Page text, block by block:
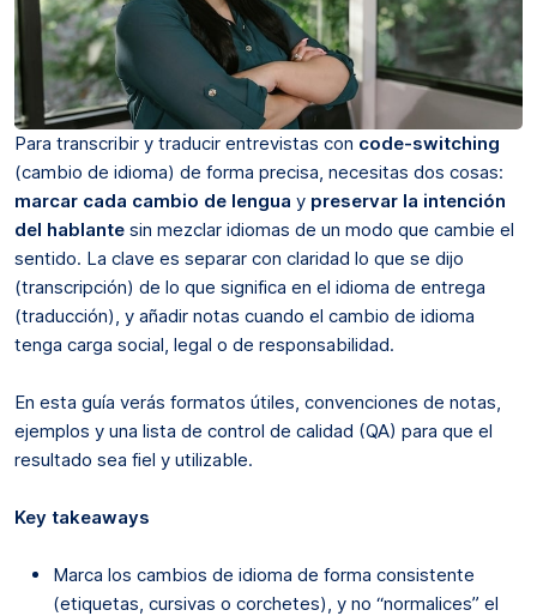
Para transcribir y traducir entrevistas con code-switching
(cambio de idioma) de forma precisa, necesitas dos cosas:
marcar cada cambio de lengua y preservar la intención
del hablante sin mezclar idiomas de un modo que cambie el
sentido. La clave es separar con claridad lo que se dijo
(transcripción) de lo que significa en el idioma de entrega
(traducción), y añadir notas cuando el cambio de idioma
tenga carga social, legal o de responsabilidad.
En esta guía verás formatos útiles, convenciones de notas,
ejemplos y una lista de control de calidad (QA) para que el
resultado sea fiel y utilizable.
Key takeaways
Marca los cambios de idioma de forma consistente
(etiquetas, cursivas o corchetes), y no “normalices” el